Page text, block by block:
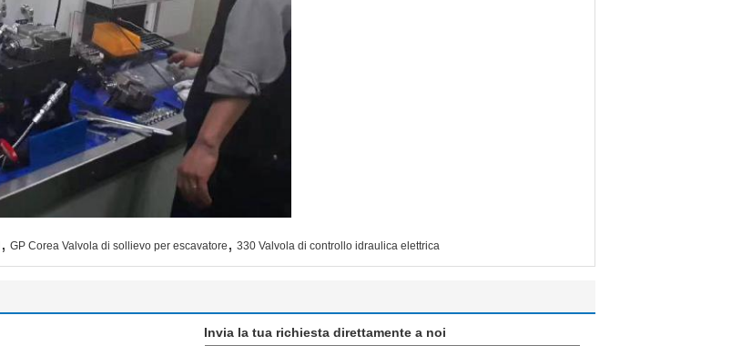
, GP Corea Valvola di sollievo per escavatore , 330 Valvola di controllo idraulica elettrica
Invia la tua richiesta direttamente a noi